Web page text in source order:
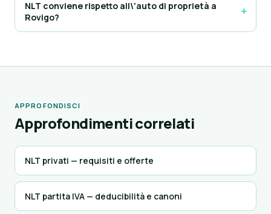
NLT conviene rispetto all\'auto di proprietà a
Rovigo?
APPROFONDISCI
Approfondimenti correlati
NLT privati — requisiti e offerte
NLT partita IVA — deducibilità e canoni